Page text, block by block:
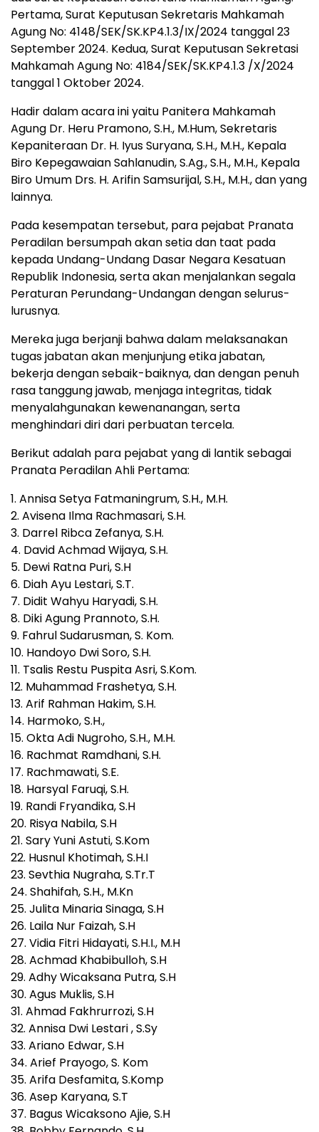
Pertama, Surat Keputusan Sekretaris Mahkamah
Agung No: 4148/SEK/SK.KP4.1.3/IX/2024 tanggal 23
September 2024. Kedua, Surat Keputusan Sekretasi
Mahkamah Agung No: 4184/SEK/SK.KP4.1.3 /X/2024
tanggal 1 Oktober 2024.
Hadir dalam acara ini yaitu Panitera Mahkamah
Agung Dr. Heru Pramono, S.H., M.Hum, Sekretaris
Kepaniteraan Dr. H. Iyus Suryana, S.H., M.H., Kepala
Biro Kepegawaian Sahlanudin, S.Ag., S.H., M.H., Kepala
Biro Umum Drs. H. Arifin Samsurijal, S.H., M.H., dan yang
lainnya.
Pada kesempatan tersebut, para pejabat Pranata
Peradilan bersumpah akan setia dan taat pada
kepada Undang-Undang Dasar Negara Kesatuan
Republik Indonesia, serta akan menjalankan segala
Peraturan Perundang-Undangan dengan selurus-
lurusnya.
Mereka juga berjanji bahwa dalam melaksanakan
tugas jabatan akan menjunjung etika jabatan,
bekerja dengan sebaik-baiknya, dan dengan penuh
rasa tanggung jawab, menjaga integritas, tidak
menyalahgunakan kewenanangan, serta
menghindari diri dari perbuatan tercela.
Berikut adalah para pejabat yang di lantik sebagai
Pranata Peradilan Ahli Pertama:
1. Annisa Setya Fatmaningrum, S.H., M.H.
2. Avisena Ilma Rachmasari, S.H.
3. Darrel Ribca Zefanya, S.H.
4. David Achmad Wijaya, S.H.
5. Dewi Ratna Puri, S.H
6. Diah Ayu Lestari, S.T.
7. Didit Wahyu Haryadi, S.H.
8. Diki Agung Prannoto, S.H.
9. Fahrul Sudarusman, S. Kom.
10. Handoyo Dwi Soro, S.H.
11. Tsalis Restu Puspita Asri, S.Kom.
12. Muhammad Frashetya, S.H.
13. Arif Rahman Hakim, S.H.
14. Harmoko, S.H.,
15. Okta Adi Nugroho, S.H., M.H.
16. Rachmat Ramdhani, S.H.
17. Rachmawati, S.E.
18. Harsyal Faruqi, S.H.
19. Randi Fryandika, S.H
20. Risya Nabila, S.H
21. Sary Yuni Astuti, S.Kom
22. Husnul Khotimah, S.H.I
23. Sevthia Nugraha, S.Tr.T
24. Shahifah, S.H., M.Kn
25. Julita Minaria Sinaga, S.H
26. Laila Nur Faizah, S.H
27. Vidia Fitri Hidayati, S.H.I., M.H
28. Achmad Khabibulloh, S.H
29. Adhy Wicaksana Putra, S.H
30. Agus Muklis, S.H
31. Ahmad Fakhrurrozi, S.H
32. Annisa Dwi Lestari , S.Sy
33. Ariano Edwar, S.H
34. Arief Prayogo, S. Kom
35. Arifa Desfamita, S.Komp
36. Asep Karyana, S.T
37. Bagus Wicaksono Ajie, S.H